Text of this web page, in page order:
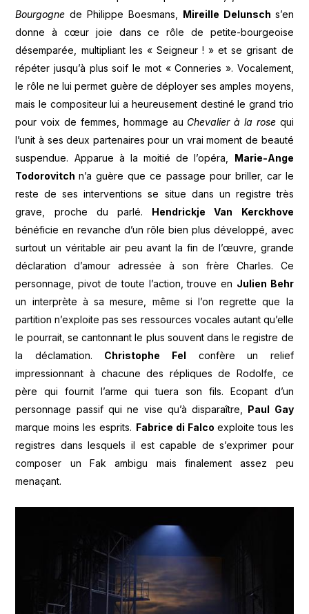
Bourgognede Philippe Boesmans, Mireille Delunsch s’en
donne à cœur joie dans ce rôle de petite-bourgeoise
désemparée, multipliant les « Seigneur ! » et se grisant de
répéter jusqu’à plus soif le mot « Conneries ». Vocalement,
le rôle ne lui permet guère de déployer ses amples moyens,
mais le compositeur lui a heureusement destiné le grand trio
pour voix de femmes, hommage au Chevalier à la rosequi
l’unit à ses deux partenaires pour un vrai moment de beauté
suspendue. Apparue à la moitié de l’opéra, Marie-Ange
Todorovitchn’a guère que ce passage pour briller, car le
reste de ses interventions se situe dans un registre très
grave, proche du parlé. Hendrickje Van Kerckhove
bénéficie en revanche d’un rôle bien plus développé, avec
surtout un véritable air peu avant la fin de l’œuvre, grande
déclaration d’amour adressée à son frère Charles. Ce
personnage, pivot de toute l’action, trouve en Julien Behr
un interprète à sa mesure, même si l’on regrette que la
partition n’exploite pas ses ressources vocales autant qu’elle
le pourrait, se cantonnant le plus souvent dans le registre de
la déclamation. Christophe Fel confère un relief
impressionnant à chacune des répliques de Rodolfe, ce
père qui fournit l’arme qui tuera son fils. Ecopant d’un
personnage passif qui ne vise qu’à disparaître, Paul Gay
marque moins les esprits. Fabrice di Falco exploite tous les
registres dans lesquels il est capable de s’exprimer pour
composer un Fak ambigu mais finalement assez peu
menaçant.